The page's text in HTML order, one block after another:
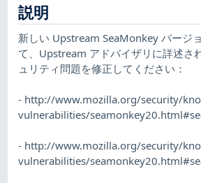
説明
新しい Upstream SeaMonkey バージ
て、Upstream アドバイザリに詳述さ
ュリティ問題を修正してください：
- http://www.mozilla.org/security/
vulnerabilities/
- http://www.mozilla.org/security/
vulnerabilities/